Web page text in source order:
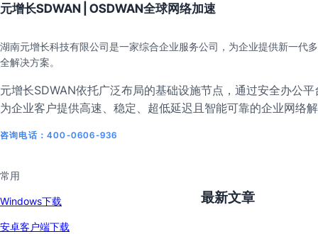
元增长SDWAN | OSDWAN全球网络加速
湖南元增长科技有限公司是一家综合企业服务公司，为企业提供新一代
全解决方案。
元增长SDWAN依托广泛布局的基础设施节点，通过安全办公
为企业客户提供高速、稳定、超低延迟且智能可靠的企业网络
咨询电话：400-0606-936
常用
Windows下载
安卓客户端下载
最新文章